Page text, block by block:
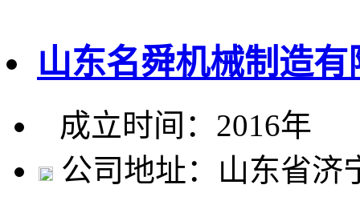
山东名舜机械制造有
成立时间：2016年
公司地址：山东省济